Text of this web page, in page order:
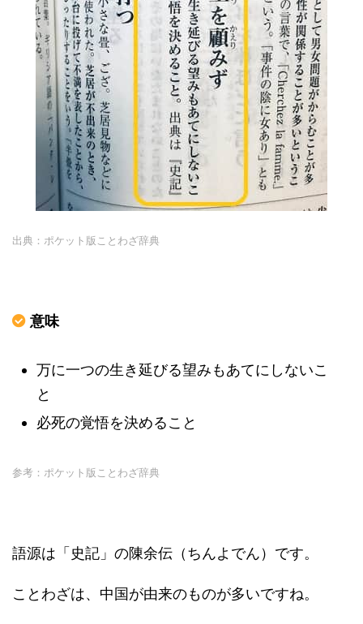
出典：ポケット版ことわざ辞典
意味
万に一つの生き延びる望みもあてにしないこ
と
必死の覚悟を決めること
参考：ポケット版ことわざ辞典
語源は「史記」の陳余伝（ちんよでん）です。
ことわざは、中国が由来のものが多いですね。